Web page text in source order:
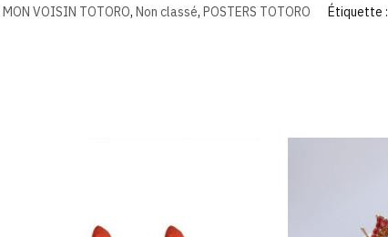
MON VOISIN TOTORO, Non classé, POSTERS TOTORO Étiquette :